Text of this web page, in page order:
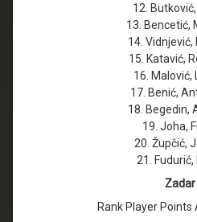
12.
13. Bencetić,
14. Vidnjević,
15. Katavić,
16. Malović,
17. Benić,
18. Begedin,
19. Joha,
20. Župčić,
21. Fudurić,
Zadar
Rank Player